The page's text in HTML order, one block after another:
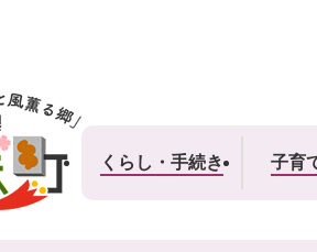
くらし・手続き 子育